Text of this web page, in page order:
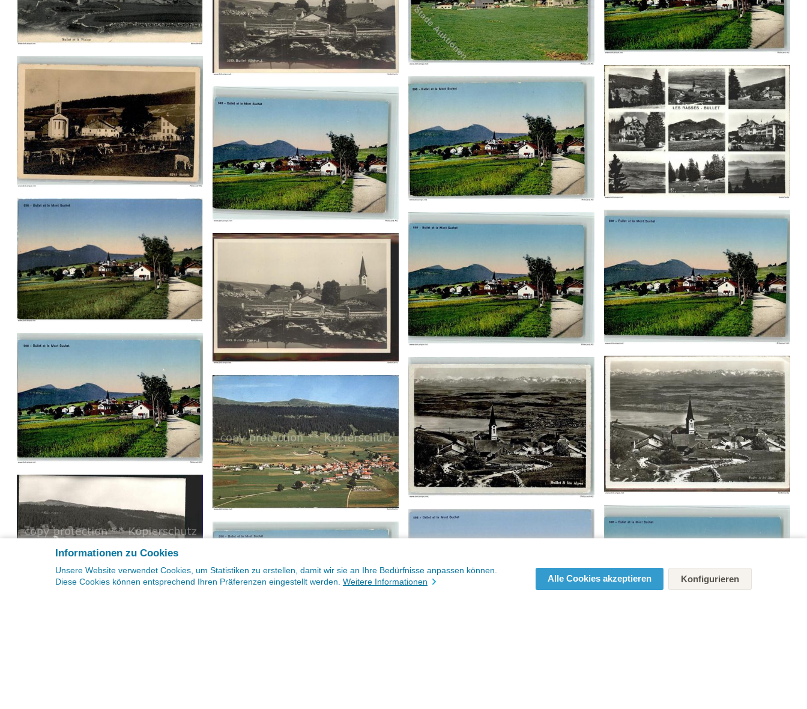
Informationen zu Cookies
Unsere Website verwendet Cookies, um Statistiken zu erstellen, damit wir sie an Ihre Bedürfnisse anpassen können.
Diese Cookies können entsprechend Ihren Präferenzen eingestellt werden. Weitere Informationen Alle Cookies akzeptieren Konfigurieren